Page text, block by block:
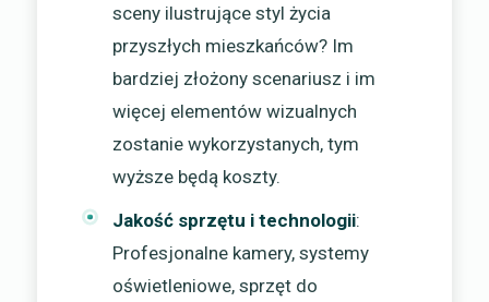
sceny ilustrujące styl życia
przyszłych mieszkańców? Im
bardziej złożony scenariusz i im
więcej elementów wizualnych
zostanie wykorzystanych, tym
wyższe będą koszty.
Jakość sprzętu i technologii:
Profesjonalne kamery, systemy
oświetleniowe, sprzęt do